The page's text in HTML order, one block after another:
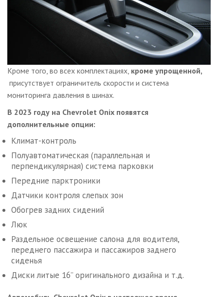
Кроме того, во всех комплектациях, кроме упрощенной,
присутствует ограничитель скорости и система
мониторинга давления в шинах.
В 2023 году на Chevrolet Onix появятся
дополнительные опции:
Климат-контроль
Полуавтоматическая (параллельная и
перпендикулярная) система парковки
Передние парктроники
Датчики контроля слепых зон
Обогрев задних сидений
Люк
Раздельное освещение салона для водителя,
переднего пассажира и пассажиров заднего
сиденья
Диски литые 16” оригинального дизайна и т.д.